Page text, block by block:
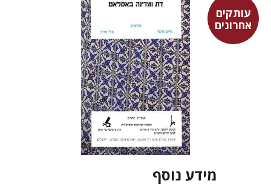
עותקים
אחרונים
מידע נוסף